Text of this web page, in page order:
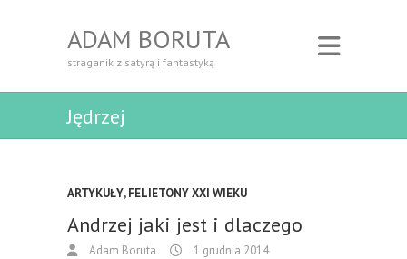
ADAM BORUTA
straganik z satyrą i fantastyką
Jędrzej
ARTYKUŁY,FELIETONY XXI WIEKU
Andrzej jaki jest i dlaczego
Adam Boruta 1 grudnia 2014